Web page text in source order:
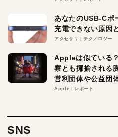
あなたのUSB-Cポ
充電できない原因
アクセサリ テクノロジー
Appleは似ている
察とも揶揄される
営利団体や公益団
る理由とは
Apple レポート
SNS